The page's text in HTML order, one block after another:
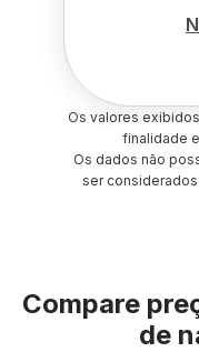
Os valores
finalidade
Os dados não
ser
Compare
de